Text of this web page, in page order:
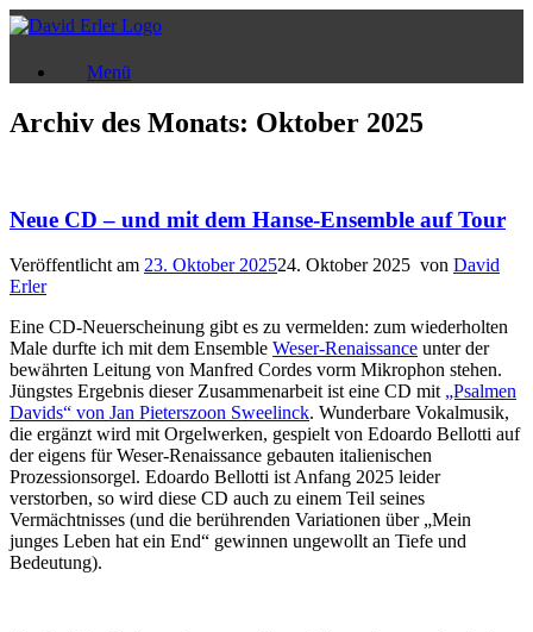
Zum
Inhalt
Menü
Archiv des Monats: Oktober 2025
Neue CD – und mit dem Hanse-Ensemble auf Tour
Veröffentlicht am 23. Oktober 202524. Oktober 2025 von David
Erler
Eine CD-Neuerscheinung gibt es zu vermelden: zum wiederholten
Male durfte ich mit dem Ensemble Weser-Renaissance unter der
bewährten Leitung von Manfred Cordes vorm Mikrophon stehen.
Jüngstes Ergebnis dieser Zusammenarbeit ist eine CD mit „Psalmen
Davids“ von Jan Pieterszoon Sweelinck. Wunderbare Vokalmusik,
die ergänzt wird mit Orgelwerken, gespielt von Edoardo Bellotti auf
der eigens für Weser-Renaissance gebauten italienischen
Prozessionsorgel. Edoardo Bellotti ist Anfang 2025 leider
verstorben, so wird diese CD auch zu einem Teil seines
Vermächtnisses (und die berührenden Variationen über „Mein
junges Leben hat ein End“ gewinnen ungewollt an Tiefe und
Bedeutung).